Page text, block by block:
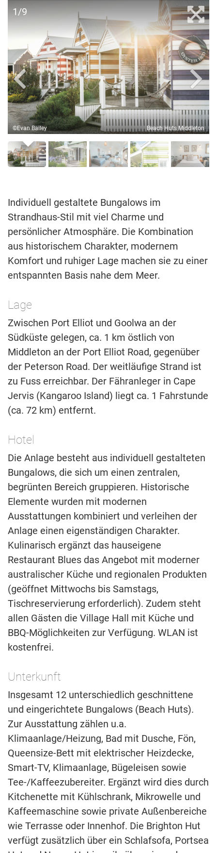
1/9
©Evan Bailey Beach Huts Middleton
Individuell gestaltete Bungalows im
Strandhaus-Stil mit viel Charme und
persönlicher Atmosphäre. Die Kombination
aus historischem Charakter, modernem
Komfort und ruhiger Lage machen sie zu einer
entspannten Basis nahe dem Meer.
Lage
Zwischen Port Elliot und Goolwa an der
Südküste gelegen, ca. 1 km östlich von
Middleton an der Port Elliot Road, gegenüber
der Peterson Road. Der weitläufige Strand ist
zu Fuss erreichbar. Der Fähranleger in Cape
Jervis (Kangaroo Island) liegt ca. 1 Fahrstunde
(ca. 72 km) entfernt.
Hotel
Die Anlage besteht aus individuell gestalteten
Bungalows, die sich um einen zentralen,
begrünten Bereich gruppieren. Historische
Elemente wurden mit modernen
Ausstattungen kombiniert und verleihen der
Anlage einen eigenständigen Charakter.
Kulinarisch ergänzt das hauseigene
Restaurant Blues das Angebot mit moderner
australischer Küche und regionalen Produkten
(geöffnet Mittwochs bis Samstags,
Tischreservierung erforderlich). Zudem steht
allen Gästen die Village Hall mit Küche und
BBQ-Möglichkeiten zur Verfügung. WLAN ist
kostenfrei.
Unterkunft
Insgesamt 12 unterschiedlich geschnittene
und eingerichtete Bungalows (Beach Huts).
Zur Ausstattung zählen u.a.
Klimaanlage/Heizung, Bad mit Dusche, Fön,
Queensize-Bett mit elektrischer Heizdecke,
Smart-TV, Klimaanlage, Bügeleisen sowie
Tee-/Kaffeezubereiter. Ergänzt wird dies durch
Kitchenette mit Kühlschrank, Mikrowelle und
Kaffeemaschine sowie private Außenbereiche
wie Terrasse oder Innenhof. Die Brighton Hut
verfügt zusätzlich über ein Schlafsofa, Portsea